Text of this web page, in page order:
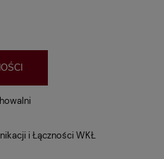
i Łączności WKŁ